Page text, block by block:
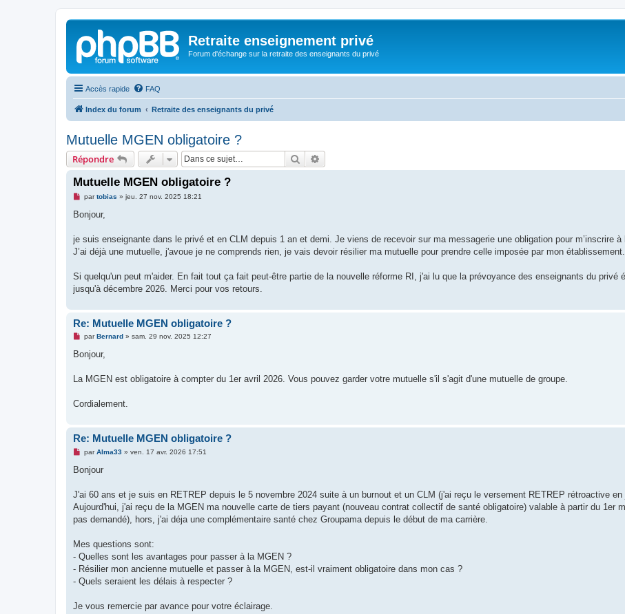
Retraite enseignement privé
Forum d'échange sur la retraite des enseignants du privé
Accès rapide FAQ
Index du forum Retraite des enseignants du privé
Mutuelle MGEN obligatoire ?
Répondre Rechercher
Mutuelle MGEN obligatoire ?
M
s
g
n
u
partobias » jeu. 27 nov. 2025 18:21
Bonjour,
je suis enseignante dans le privé et en CLM depuis 1 an et demi. Je viens de recevoir sur ma messagerie une obligation pour m’inscrire à
J’ai déjà une mutuelle, j'avoue je ne comprends rien, je vais devoir résilier ma mutuelle pour prendre celle imposée par mon établissement.
Si quelqu'un peut m'aider. En fait tout ça fait peut-être partie de la nouvelle réforme RI, j'ai lu que la prévoyance des enseignants du privé
jusqu'à décembre 2026. Merci pour vos retours.
Re: Mutuelle MGEN obligatoire ?
M
s
g
o
u
parBernard» sam. 29 nov. 2025 12:27
Bonjour,
La MGEN est obligatoire à compter du 1er avril 2026. Vous pouvez garder votre mutuelle s'il s'agit d'une mutuelle de groupe.
Cordialement.
Re: Mutuelle MGEN obligatoire ?
M
s
g
n
o
u
parAlma33» ven. 17 avr. 2026 17:51
Bonjour
J'ai 60 ans et je suis en RETREP depuis le 5 novembre 2024 suite à un burnout et un CLM (j'ai reçu le versement RETREP rétroactive en
Aujourd'hui, j'ai reçu de la MGEN ma nouvelle carte de tiers payant (nouveau contrat collectif de santé obligatoire) valable à partir du 1er
pas demandé), hors, j'ai déja une complémentaire santé chez Groupama depuis le début de ma carrière.
Mes questions sont:
- Quelles sont les avantages pour passer à la MGEN ?
- Résilier mon ancienne mutuelle et passer à la MGEN, est-il vraiment obligatoire dans mon cas ?
- Quels seraient les délais à respecter ?
Je vous remercie par avance pour votre éclairage.